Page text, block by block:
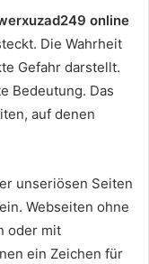
online
Die Wahrheit
Gefahr darstellt.
Bedeutung. Das
auf denen
unseriösen Seiten
Webseiten ohne
oder mit
ein Zeichen für